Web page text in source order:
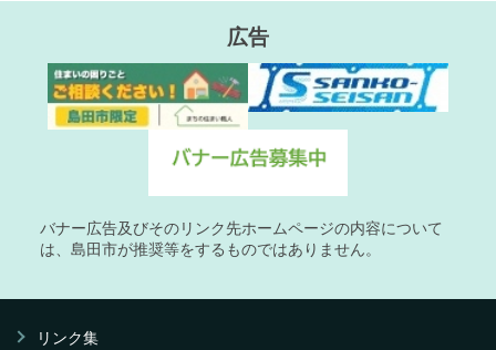
広告
バナー広告及びそのリンク先ホームページの内容について
は、島田市が推奨等をするものではありません。
リンク集